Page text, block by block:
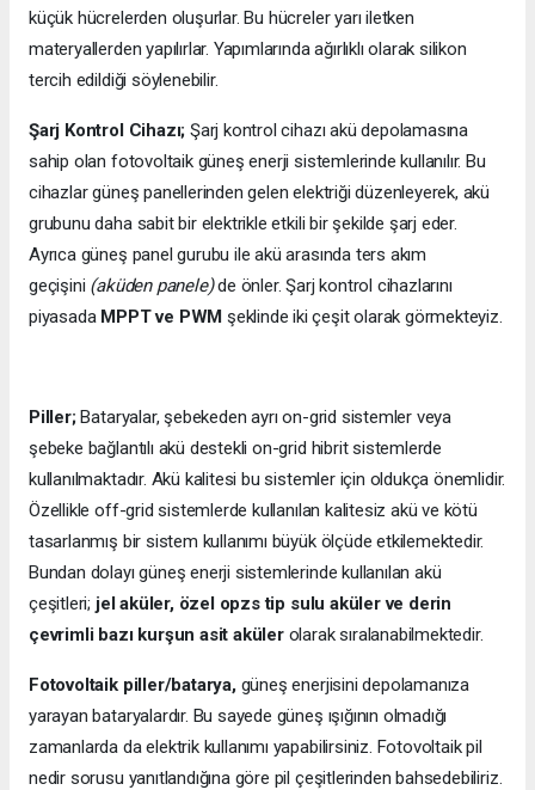
küçük hücrelerden oluşurlar. Bu hücreler yarı iletken
materyallerden yapılırlar. Yapımlarında ağırlıklı olarak silikon
tercih edildiği söylenebilir.
Şarj Kontrol Cihazı; Şarj kontrol cihazı akü depolamasına
sahip olan fotovoltaik güneş enerji sistemlerinde kullanılır. Bu
cihazlar güneş panellerinden gelen elektriği düzenleyerek, akü
grubunu daha sabit bir elektrikle etkili bir şekilde şarj eder.
Ayrıca güneş panel gurubu ile akü arasında ters akım
geçişini (aküden panele)de önler. Şarj kontrol cihazlarını
piyasada MPPT ve PWM şeklinde iki çeşit olarak görmekteyiz.
Piller;Bataryalar, şebekeden ayrı on-grid sistemler veya
şebeke bağlantılı akü destekli on-grid hibrit sistemlerde
kullanılmaktadır. Akü kalitesi bu sistemler için oldukça önemlidir.
Özellikle off-grid sistemlerde kullanılan kalitesiz akü ve kötü
tasarlanmış bir sistem kullanımı büyük ölçüde etkilemektedir.
Bundan dolayı güneş enerji sistemlerinde kullanılan akü
çeşitleri; jel aküler, özel opzs tip sulu aküler ve derin
çevrimli bazı kurşun asit akülerolarak sıralanabilmektedir.
Fotovoltaik piller/batarya,güneş enerjisini depolamanıza
yarayan bataryalardır. Bu sayede güneş ışığının olmadığı
zamanlarda da elektrik kullanımı yapabilirsiniz. Fotovoltaik pil
nedir sorusu yanıtlandığına göre pil çeşitlerinden bahsedebiliriz.